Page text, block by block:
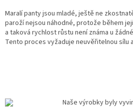
Maralí panty jsou mladé, ještě ne
paroží nejsou náhodné, protože během
a taková rychlost růstu není známa u
Tento proces vyžaduje neuvěřitelnou
Naše výrobky byly